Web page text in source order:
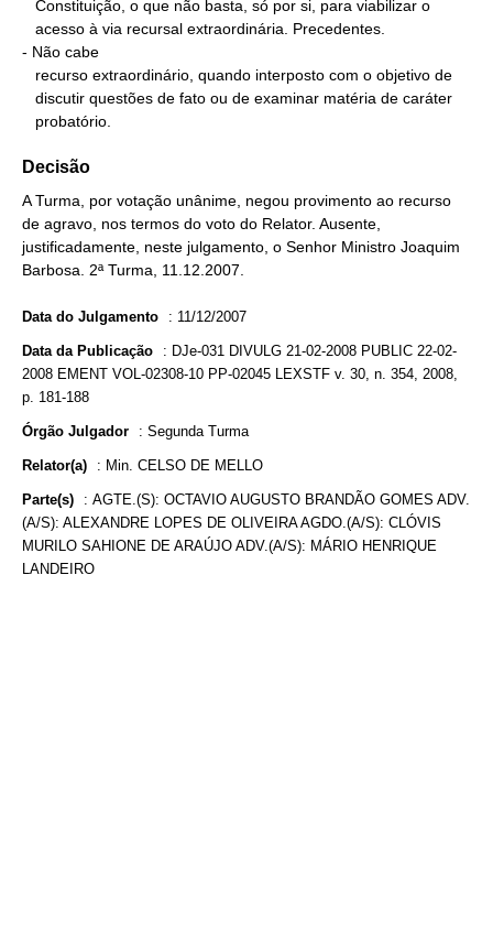
- Não cabe
   probatório.
Decisão
A Turma, por votação unânime, negou provimento ao recurso
de agravo, nos termos do voto do Relator. Ausente,
justificadamente, neste julgamento, o Senhor Ministro Joaquim
Barbosa. 2ª Turma, 11.12.2007.
Data do Julgamento : 11/12/2007
Data da Publicação : DJe-031 DIVULG 21-02-2008 PUBLIC 22-02-
2008 EMENT VOL-02308-10 PP-02045 LEXSTF v. 30, n. 354, 2008,
p. 181-188
Órgão Julgador : Segunda Turma
Relator(a) : Min. CELSO DE MELLO
Parte(s) : AGTE.(S): OCTAVIO AUGUSTO BRANDÃO GOMES ADV.
(A/S): ALEXANDRE LOPES DE OLIVEIRA AGDO.(A/S): CLÓVIS
MURILO SAHIONE DE ARAÚJO ADV.(A/S): MÁRIO HENRIQUE
LANDEIRO